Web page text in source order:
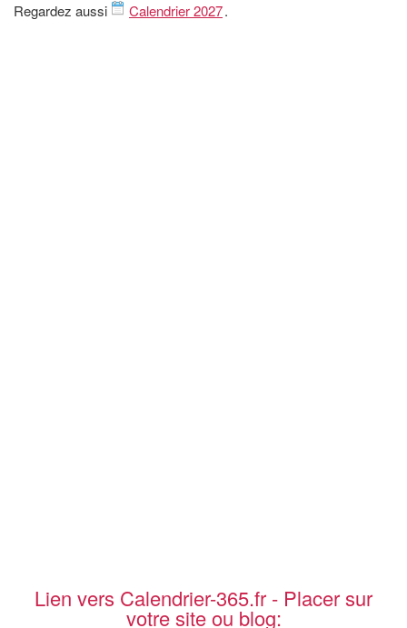
Regardez aussi Calendrier 2027.
Lien vers Calendrier-365.fr - Placer sur
votre site ou blog: